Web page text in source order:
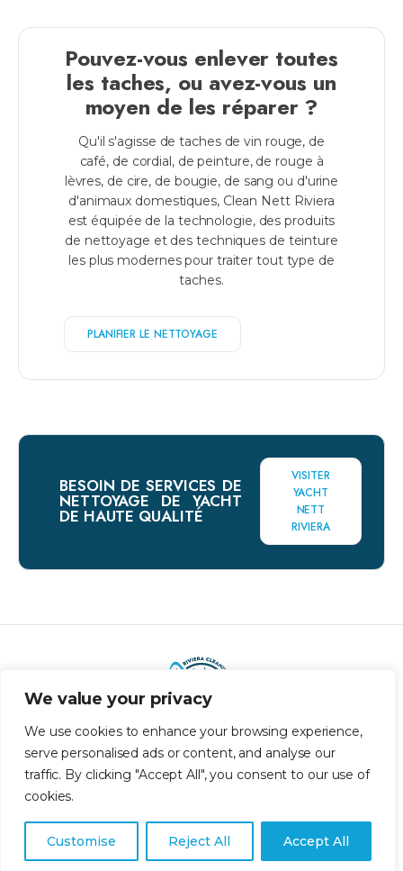
We value your privacy
We use cookies to enhance your browsing experience,
serve personalised ads or content, and analyse our
traffic. By clicking "Accept All", you consent to our use of
cookies.
Customise Reject All Accept All
Pouvez-vous enlever toutes
les taches, ou avez-vous un
moyen de les réparer ?
Qu'il s'agisse de taches de vin rouge, de
café, de cordial, de peinture, de rouge à
lèvres, de cire, de bougie, de sang ou d'urine
d'animaux domestiques, Clean Nett Riviera
est équipée de la technologie, des produits
de nettoyage et des techniques de teinture
les plus modernes pour traiter tout type de
taches.
PLANIFIER LE NETTOYAGE
BESOIN DE SERVICES DE
NETTOYAGE DE YACHT
DE HAUTE QUALITÉ
VISITER
YACHT
NETT
RIVIERA
© Clean-Nett.com All Rights Reserved - 2022 /
Terms and conditions
Web development: AdvaWorx